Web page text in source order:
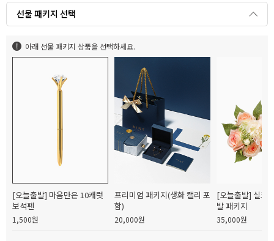
선물 패키지 선택
아래 선물 패키지 상품을 선택하세요.
[오늘출발] 마음만은 10캐럿
보석펜
1,500원
프리미엄 패키지(생화 캘리 포
함)
20,000원
[오늘출발] 실크
발 패키지
35,000원